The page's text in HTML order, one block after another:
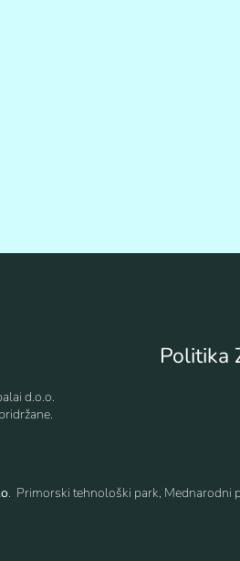
d.o.o.
Politika
. Primorski tehnološki park, Mednarodni